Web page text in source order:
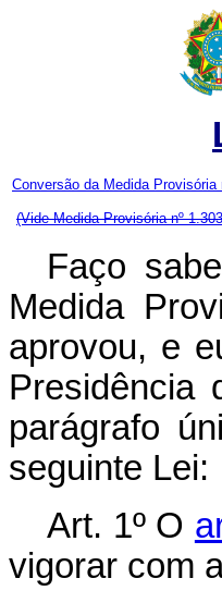
Conversão da Medida Provisória
(Vide Medida Provisória nº
Faço
Medida
aprovou, e
Presidência
parágrafo
seguinte Lei:
Art. 1º O
vigorar com